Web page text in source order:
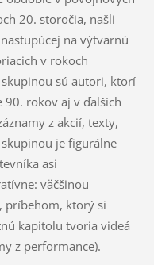
20. storočia, našli
na výtvarnú
v rokoch
sú autori, ktorí
rokov aj v ďalších
z akcií, texty,
je figurálne
asi
väčšinou
príbehom, ktorý si
kapitolu tvoria videá
z performance).